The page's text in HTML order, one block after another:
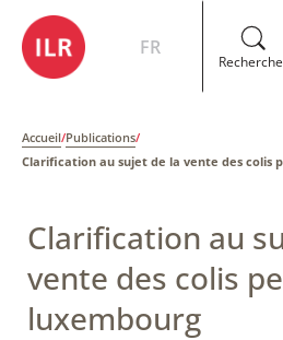
FR
Accueil/Publications/
Clarification au sujet de la vente des colis
Clarification au
vente des colis
luxembourg